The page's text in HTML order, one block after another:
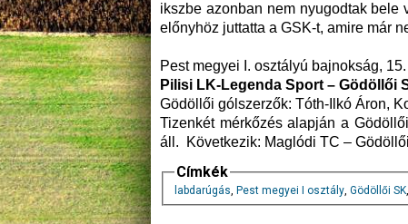
ikszbe azonban nem nyugodtak bele
előnyhöz juttatta a GSK-t, amire már
Pest megyei I. osztályú bajnokság,
Pilisi LK-Legenda Sport – Gödöllői
Gödöllői gólszerzők: Tóth-Ilkó Áron,
Tizenkét mérkőzés alapján a
áll. Következik: Maglódi TC –
Címkék
labdarúgás, Pest megyei I osztály, Gödöllői SK,